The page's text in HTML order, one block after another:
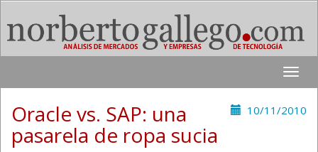
Toggle
10/11/2010
Oracle vs. SAP: una
pasarela de ropa sucia